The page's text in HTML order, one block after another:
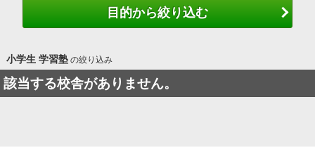
目的から絞り込む
小学生 学習塾の絞り込み
該当する校舎がありません。